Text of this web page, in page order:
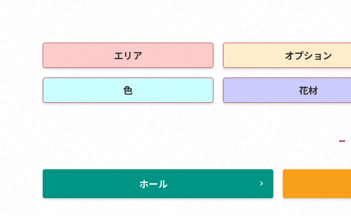
エリア オプション
色 花材
ホール chevron_right